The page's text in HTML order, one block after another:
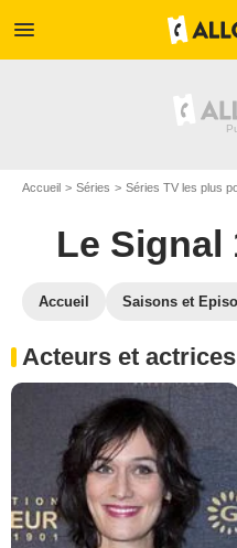
menu
Accueil Séries Séries TV les plus
Le Signal
Accueil Saisons et
Acteurs et actrices